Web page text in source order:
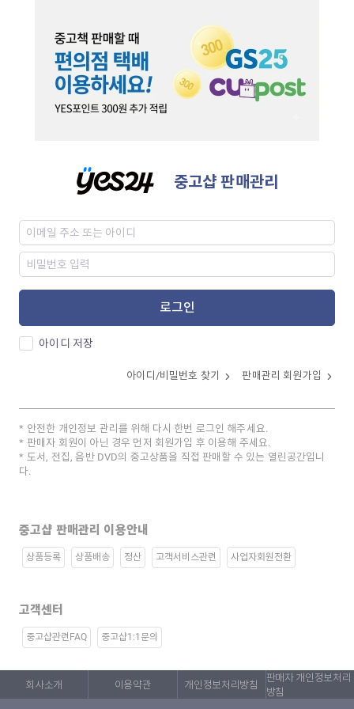
중고샵 판매관리
로그인
아이디 저장
아이디/비밀번호 찾기 판매관리 회원가입
안전한 개인정보 관리를 위해 다시 한번 로그인 해주세요.
판매자 회원이 아닌 경우 먼저 회원가입 후 이용해 주세요.
도서, 전집, 음반 DVD의 중고상품을 직접 판매할 수 있는 열린공간입니
다.
중고샵 판매관리 이용안내
상품등록 상품배송 정산 고객서비스관련 사업자회원전환
고객센터
중고샵관련FAQ 중고샵1:1문의
회사소개 이용약관 개인정보처리방침
판매자 개인정보처리
방침